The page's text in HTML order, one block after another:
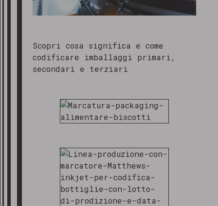
Scopri cosa significa e come
codificare imballaggi primari,
secondari e terziari